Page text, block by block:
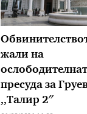
жали на
пресуда за
,,Талир 2″